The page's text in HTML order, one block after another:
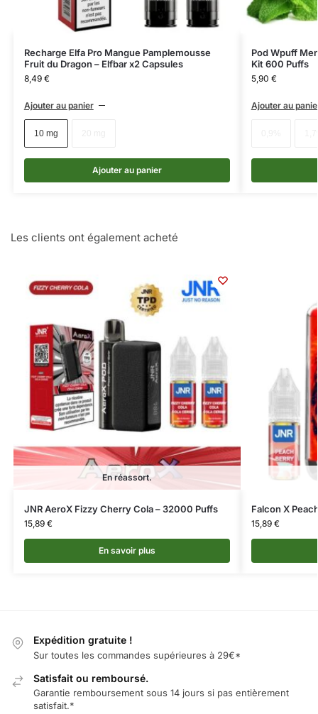
Recharge Elfa Pro Mangue Pamplemousse
Fruit du Dragon – Elfbar x2 Capsules
8,49 €
Ajouter au panier
10 mg
Ajouter au panier
Pod Wpuff
Kit 600 Puffs
5,90 €
Ajouter au
Les clients ont également acheté
En réassort.
JNR AeroX Fizzy Cherry Cola – 32000 Puffs
15,89 €
En savoir plus
Falcon X
15,89 €
Expédition gratuite !
Sur toutes les commandes supérieures à 29€*
Satisfait ou remboursé.
Garantie remboursement sous 14 jours si pas entièrement
satisfait.*